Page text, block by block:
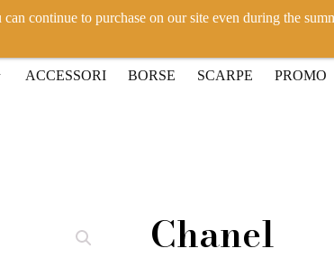
ACCESSORI BORSE SCARPE PROMO
Chanel
continue to purchase on our site even during the